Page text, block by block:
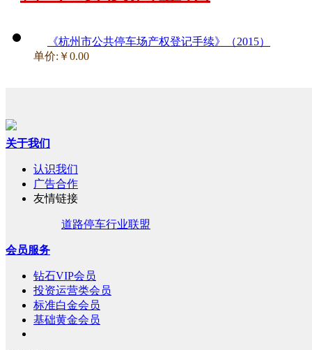
《杭州市公共停车场产权登记手续》（2015）
单价:￥0.00
关于我们
认识我们
广告合作
友情链接
道路停车行业联盟
会员服务
钻石VIP会员
投资运营类会员
标准白金会员
基础黄金会员